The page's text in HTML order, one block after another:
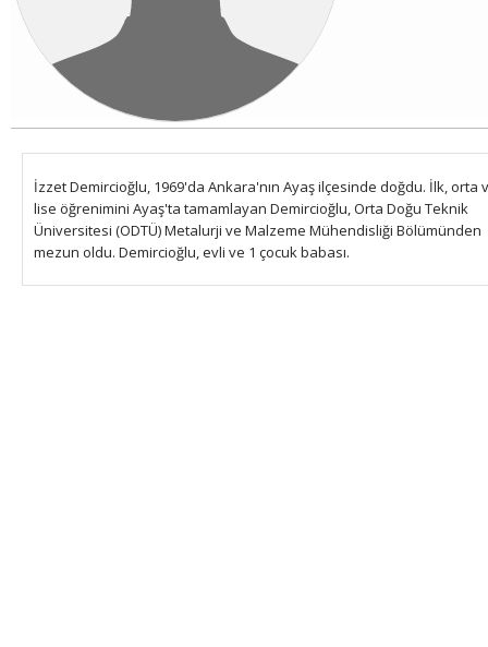
İzzet Demircioğlu, 1969'da Ankara'nın Ayaş ilçesinde doğdu. İlk, orta
lise öğrenimini Ayaş'ta tamamlayan Demircioğlu, Orta Doğu Teknik
Üniversitesi (ODTÜ) Metalurji ve Malzeme Mühendisliği Bölümünden
mezun oldu. Demircioğlu, evli ve 1 çocuk babası.